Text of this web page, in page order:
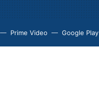
Prime Video Google Play